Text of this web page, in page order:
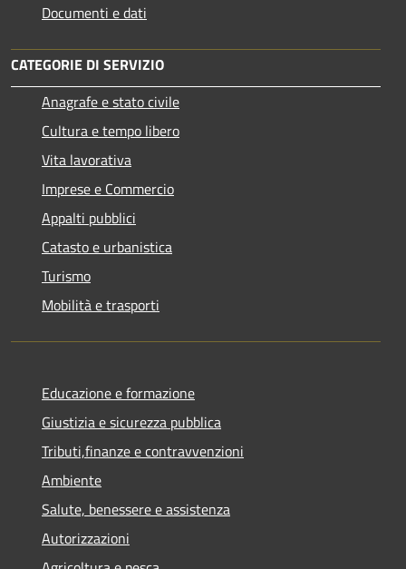
Documenti e dati
CATEGORIE DI SERVIZIO
Anagrafe e stato civile
Cultura e tempo libero
Vita lavorativa
Imprese e Commercio
Appalti pubblici
Catasto e urbanistica
Turismo
Mobilità e trasporti
Educazione e formazione
Giustizia e sicurezza pubblica
Tributi,finanze e contravvenzioni
Ambiente
Salute, benessere e assistenza
Autorizzazioni